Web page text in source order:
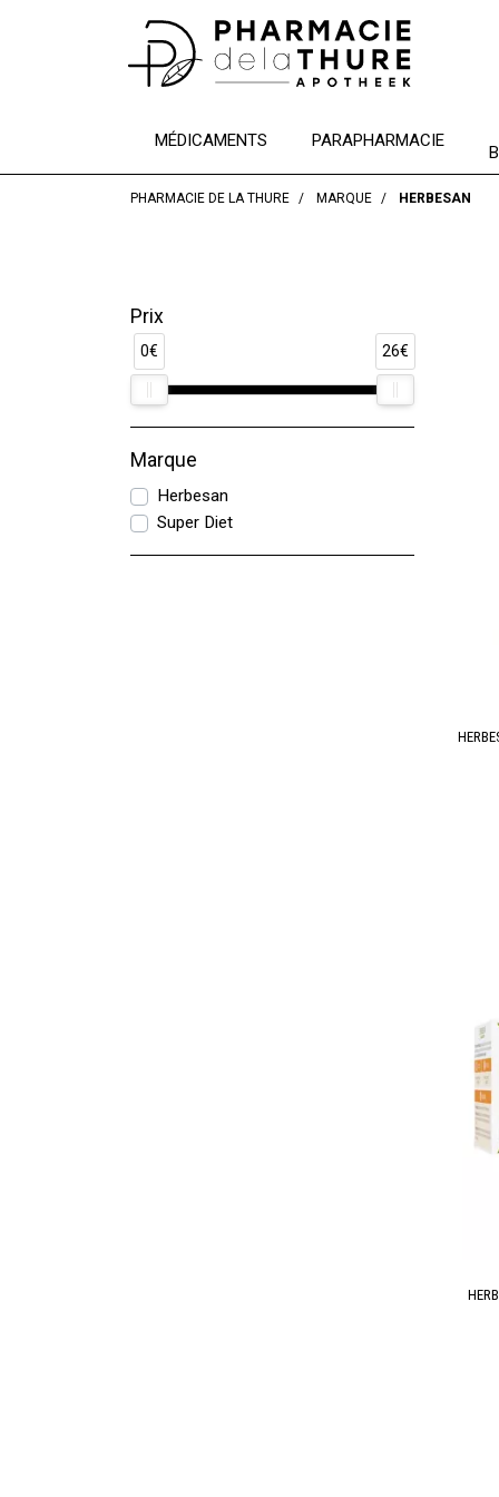
MÉDICAMENTS PARAPHARMACIE
PHARMACIE DE LA THURE MARQUE HERBESAN
Prix
0€ 26€
Marque
Herbesan
Super Diet